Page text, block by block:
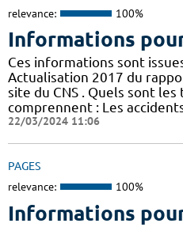
relevance: 100%
Informations
Ces informations sont
Actualisation 2017 du
site du CNS . Quels sont les
comprennent : Les
22/03/2024 11:06
PAGES
relevance: 100%
Informations